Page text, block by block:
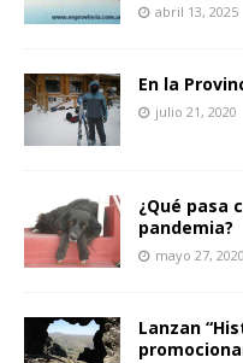
abril 13, 2025
En la
julio 21, 2020
¿Qué pasa
pandemia?
mayo 27, 2020
Lanzan